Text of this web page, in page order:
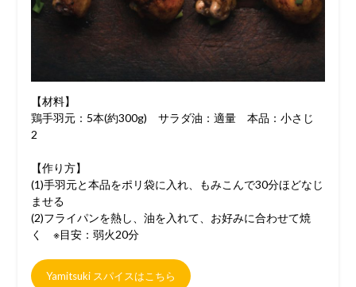
【材料】
鶏手羽元：5本(約300g) サラダ油：適量 本品：小さじ
2
【作り方】
(1)手羽元と本品をポリ袋に入れ、もみこんで30分ほどなじ
ませる
(2)フライパンを熱し、油を入れて、お好みに合わせて焼
く ※目安：弱火20分
Yamitsuki スパイスはこちら